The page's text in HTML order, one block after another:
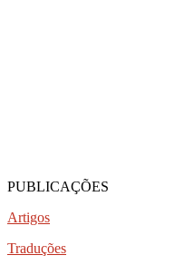
PUBLICAÇÕES
Artigos
Traduções